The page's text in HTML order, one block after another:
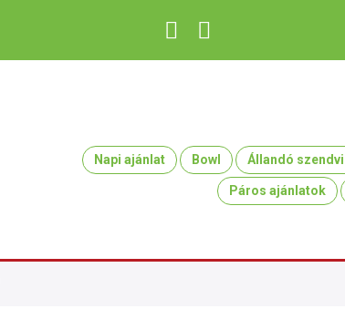
Napi ajánlat Bowl Állandó
Páros ajánlatok